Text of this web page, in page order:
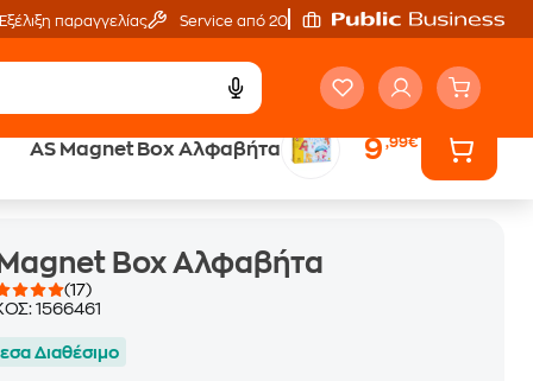
Εξέλιξη παραγγελίας Service από 20'
AS Magnet Box Αλφαβήτα 9,99€
Box Αλφαβήτα
(17)
1566461
Διαθέσιμο